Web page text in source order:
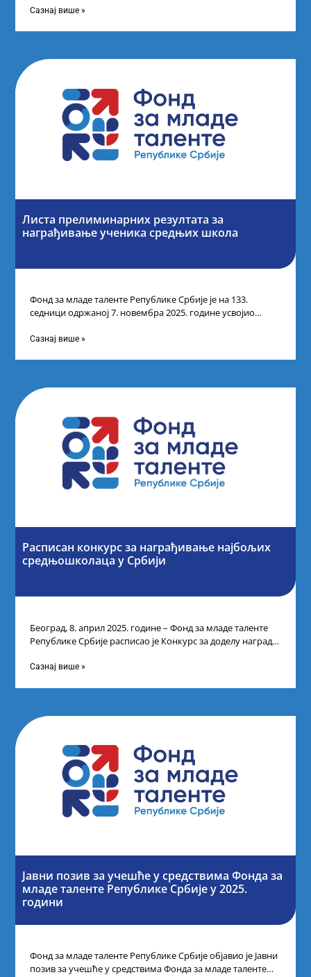
Сазнај више »
Листа прелиминарних резултата за
награђивање ученика средњих школа
Фонд за младе таленте Републике Србије је на 133.
седници одржаној 7. новембра 2025. године усвојио
Сазнај више »
Расписан конкурс за награђивање најбољих
средњошколаца у Србији
Београд, 8. април 2025. године – Фонд за младе таленте
Републике Србије расписао је Конкурс за доделу награда
Сазнај више »
Јавни позив за учешће у средствима Фонда за
младе таленте Републике Србије у 2025.
години
Фонд за младе таленте Републике Србије објавио је Јавни
позив за учешће у средствима Фонда за младе таленте